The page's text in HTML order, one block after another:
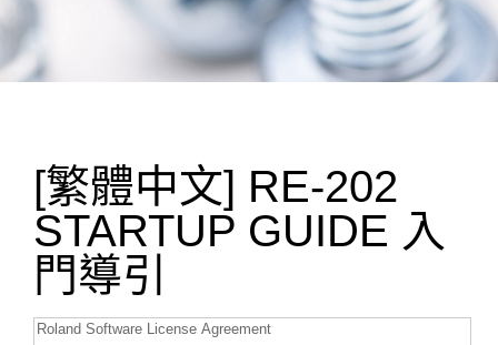
[繁體中文] RE-202
STARTUP GUIDE 入
門導引